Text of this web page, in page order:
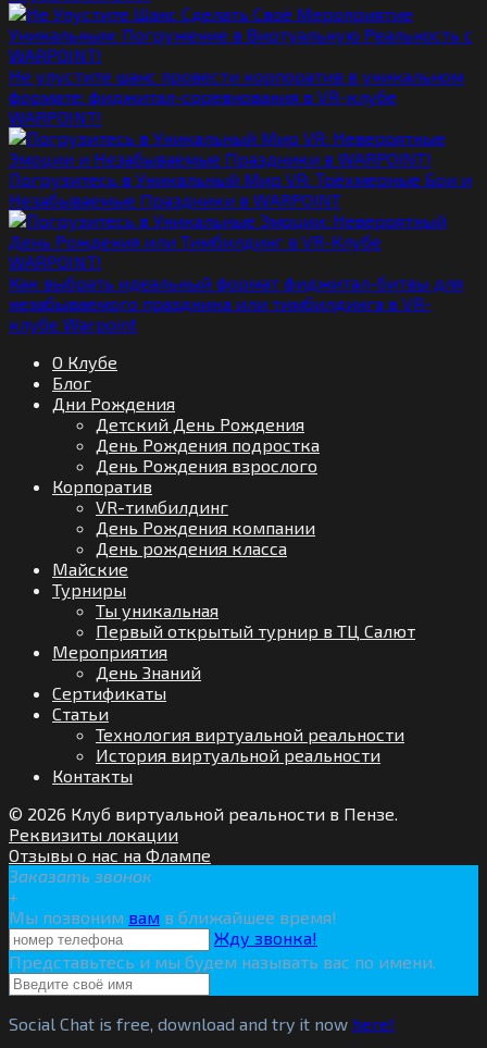
Не упустите шанс провести корпоратив в уникальном
формате: фиджитал-соревнования в VR-клубе
WARPOINT!
Погрузитесь в Уникальный Мир VR: Трёхмерные Бои и
Незабываемые Праздники в WARPOINT
Как выбрать идеальный формат фиджитал-битвы для
незабываемого праздника или тимбилдинга в VR-
клубе Warpoint
О Клубе
Блог
Дни Рождения
Детский День Рождения
День Рождения подростка
День Рождения взрослого
Корпоратив
VR-тимбилдинг
День Рождения компании
День рождения класса
Майские
Турниры
Ты уникальная
Первый открытый турнир в ТЦ Салют
Мероприятия
День Знаний
Сертификаты
Статьи
Технология виртуальной реальности
История виртуальной реальности
Контакты
© 2026 Клуб виртуальной реальности в Пензе.
Реквизиты локации
Отзывы о нас на Флампе
Заказать звонок
+
Мы позвоним вам в ближайшее время!
Жду звонка!
Представьтесь и мы будем называть вас по имени.
Social Chat is free, download and try it now here!